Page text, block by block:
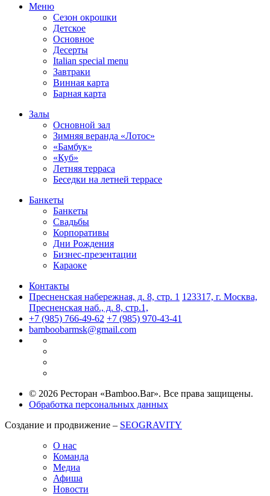
Меню
Сезон окрошки
Детское
Основное
Десерты
Italian special menu
Завтраки
Винная карта
Барная карта
Залы
Основной зал
Зимняя веранда «Лотос»
«Бамбук»
«Куб»
Летняя терраса
Беседки на летней террасе
Банкеты
Банкеты
Свадьбы
Корпоративы
Дни Рождения
Бизнес-презентации
Караоке
Контакты
Пресненская набережная, д. 8, стр. 1 123317, г. Москва,
Пресненская наб., д. 8, стр.1,
+7 (985) 766-49-62 +7 (985) 970-43-41
bamboobarmsk@gmail.com
© 2026 Ресторан «Bamboo.Bar». Все права защищены.
Обработка персональных данных
Создание и продвижение – SEOGRAVITY
О нас
Команда
Медиа
Афиша
Новости